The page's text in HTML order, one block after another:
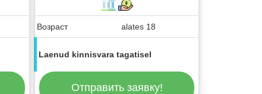
Возраст alates 18
Laenud kinnisvara tagatisel
Отправить заявку!